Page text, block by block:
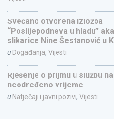
Svečano otvorena izložba
“Poslijepodneva u hladu”
slikarice Nine Šestanović u
u Događanja, Vijesti
Rješenje o prijmu u službu na
neodređeno vrijeme
u Natječaji i javni pozivi, Vijesti